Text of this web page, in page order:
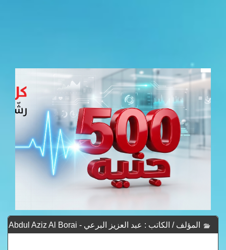
المؤلف / الكاتب : عبد العزيز البرعي - Abdul Aziz Al Borai